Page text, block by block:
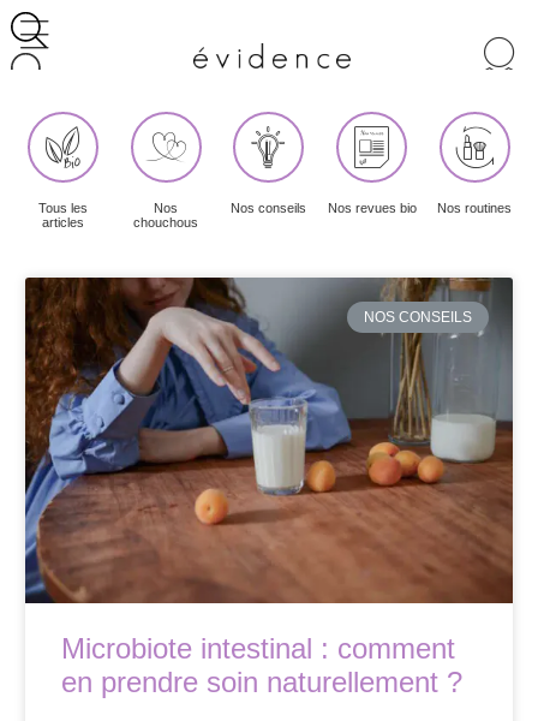
Tous les
articles
Nos
chouchous
Nos conseils Nos revues bio Nos routines
Microbiote intestinal : comment
en prendre soin naturellement ?
NOS CONSEILS